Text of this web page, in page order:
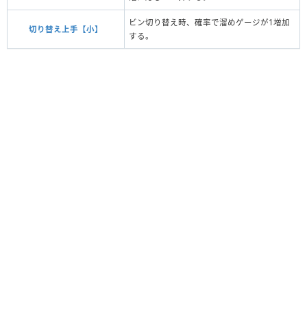
切り替え上手【小】
ビン切り替え時、確率で溜めゲージが1増加
する。